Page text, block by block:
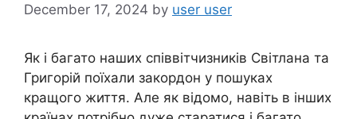
December 17, 2024 by user user
Як і багато наших співвітчизників Світлана та
Григорій поїхали закордон у пошуках
кращого життя. Але як відомо, навіть в інших